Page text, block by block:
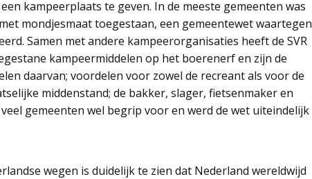
kampeerplaats te geven. In de meeste gemeenten was
mondjesmaat toegestaan, een gemeentewet waartegen
Samen met andere kampeerorganisaties heeft de SVR
kampeermiddelen op het boerenerf en zijn de
daarvan; voordelen voor zowel de recreant als voor de
middenstand; de bakker, slager, fietsenmaker en
gemeenten wel begrip voor en werd de wet uiteindelijk
wegen is duidelijk te zien dat Nederland wereldwijd